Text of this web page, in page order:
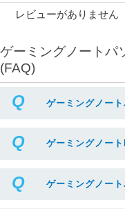
レビューがありません
ゲーミングノートパ
(FAQ)
ゲーミングノー
ゲーミングノー
ゲーミングノー